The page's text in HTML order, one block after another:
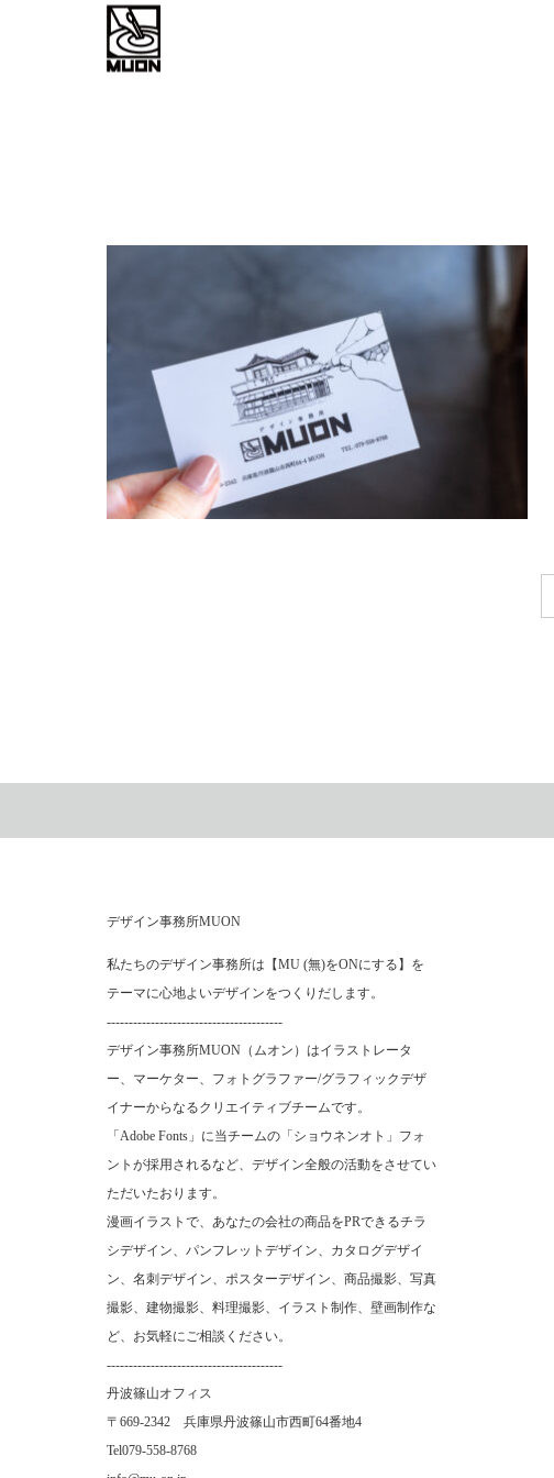
デザイン事務所MUON
私たちのデザイン事務所は【MU (無)をONにする】を
テーマに心地よいデザインをつくりだします。
----------------------------------------
デザイン事務所MUON（ムオン）はイラストレータ
ー、マーケター、フォトグラファー/グラフィックデザ
イナーからなるクリエイティブチームです。
「Adobe Fonts」に当チームの「ショウネンオト」フォ
ントが採用されるなど、デザイン全般の活動をさせてい
ただいたおります。
漫画イラストで、あなたの会社の商品をPRできるチラ
シデザイン、パンフレットデザイン、カタログデザイ
ン、名刺デザイン、ポスターデザイン、商品撮影、写真
撮影、建物撮影、料理撮影、イラスト制作、壁画制作な
ど、お気軽にご相談ください。
----------------------------------------
丹波篠山オフィス
〒669-2342 兵庫県丹波篠山市西町64番地4
Tel079-558-8768